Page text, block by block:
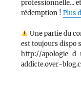
professionnelle...
rédemption ! Plus
Une partie du
est toujours dispo
http://apologie-
addicte.over-